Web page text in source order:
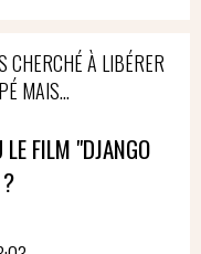
CHERCHÉ À LIBÉRER
MAIS...
FILM "DJANGO